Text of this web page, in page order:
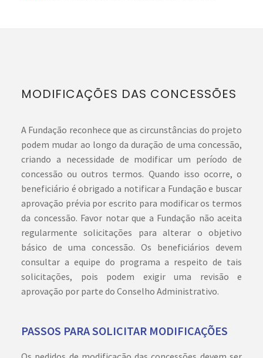
MODIFICAÇÕES DAS CONCESSÕES
A Fundação reconhece que as circunstâncias do projeto
podem mudar ao longo da duração de uma concessão,
criando a necessidade de modificar um período de
concessão ou outros termos. Quando isso ocorre, o
beneficiário é obrigado a notificar a Fundação e buscar
aprovação prévia por escrito para modificar os termos
da concessão. Favor notar que a Fundação não aceita
regularmente solicitações para alterar o objetivo
básico de uma concessão. Os beneficiários devem
consultar a equipe do programa a respeito de tais
solicitações, pois podem exigir uma revisão e
aprovação por parte do Conselho Administrativo.
PASSOS PARA SOLICITAR MODIFICAÇÕES